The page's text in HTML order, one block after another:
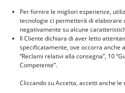
Per fornire le migliori esperienze,
tecnologie ci permetterà di elaborare
negativamente su alcune
Il Cliente dichiara di aver letto
specificatamente, ove occorra anche
“Reclami relativi alla consegna”, 10
Competente”.
Cliccando su Accetta, accetti anche le